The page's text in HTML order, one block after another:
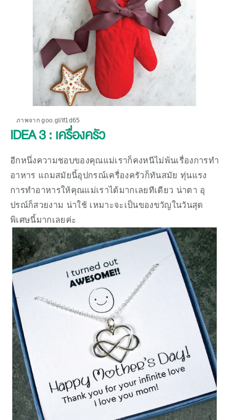
ภาพจาก goo.gl/If1d65
IDEA 3 : เครื่องครัว
อีกหนึ่งความชอบของคุณแม่เราก็คงหนีไม่พ้นเรื่องการทำ
อาหาร แถมสมัยนี้อุปกรณ์เครื่องครัวก็ทันสมัย ทุ่นแรง
การทำอาหารให้คุณแม่เราได้มากเลยทีเดียว น่าตา อุ
ปรณ์ก็สวยงาม น่าใช้ เหมาะจะเป็นของขวัญในวันสุด
พิเศษนี้มากเลยค่ะ